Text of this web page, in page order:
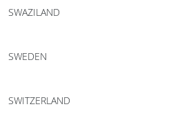
SWAZILAND
SWEDEN
SWITZERLAND